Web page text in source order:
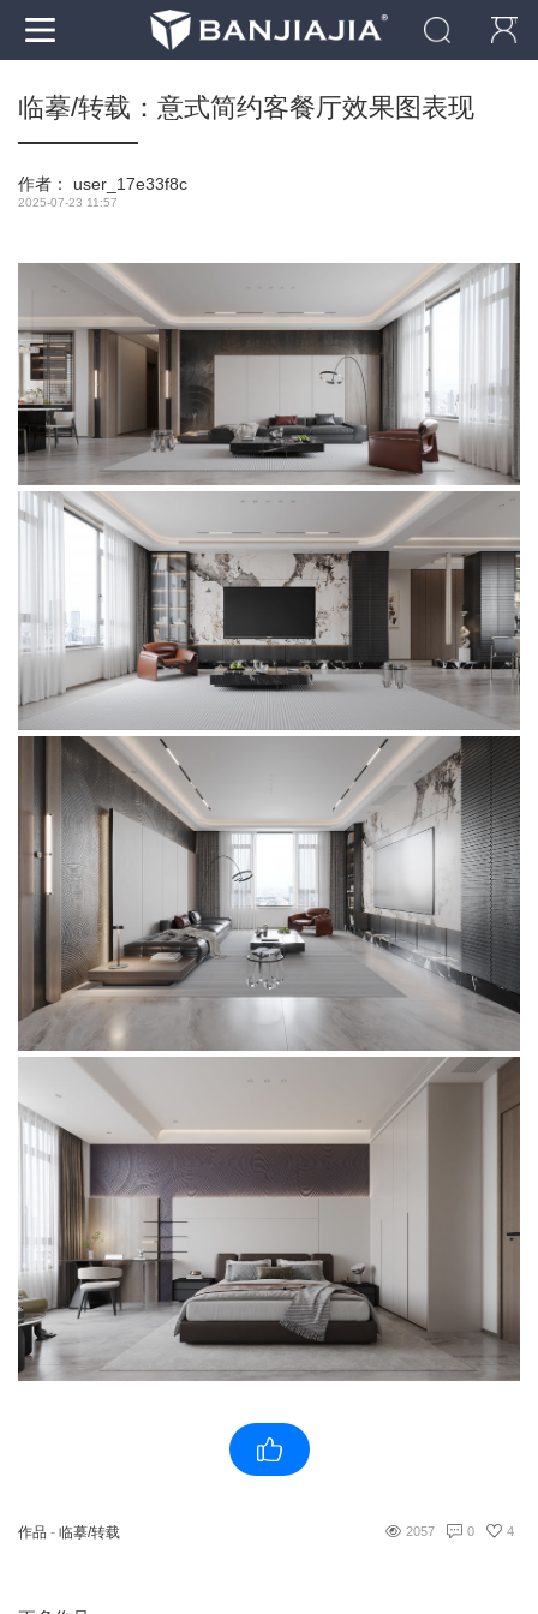
临摹/转载：意式简约客餐厅效果图表现
作者： user_17e33f8c
2025-07-23 11:57
作品 - 临摹/转载 2057 0 4